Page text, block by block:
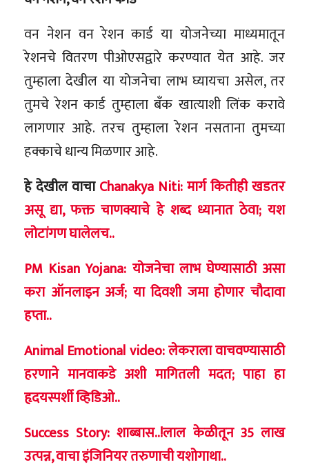
वन नेशन वन रेशन कार्ड या योजनेच्या माध्यमातून
रेशनचे वितरण पीओएसद्वारे करण्यात येत आहे. जर
तुम्हाला देखील या योजनेचा लाभ घ्यायचा असेल, तर
तुमचे रेशन कार्ड तुम्हाला बँक खात्याशी लिंक करावे
लागणार आहे. तरच तुम्हाला रेशन नसताना तुमच्या
हक्काचे धान्य मिळणार आहे.
हे देखील वाचा Chanakya Niti: मार्ग कितीही खडतर
असू द्या, फक्त चाणक्याचे हे शब्द ध्यानात ठेवा; यश
लोटांगण घालेलच..
PM Kisan Yojana: योजनेचा लाभ घेण्यासाठी असा
करा ऑनलाइन अर्ज; या दिवशी जमा होणार चौदावा
हप्ता..
Animal Emotional video: लेकराला वाचवण्यासाठी
हरणाने मानवाकडे अशी मागितली मदत; पाहा हा
हृदयस्पर्शी व्हिडिओ..
Success Story: शाब्बास..!लाल केळीतून 35 लाख
उत्पन्न, वाचा इंजिनियर तरुणाची यशोगाथा..